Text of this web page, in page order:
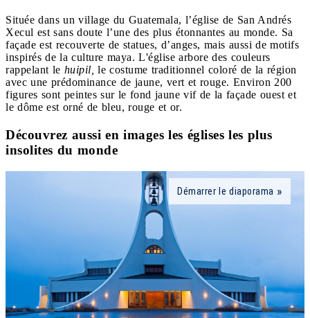
Située dans un village du Guatemala, l’église de San Andrés
Xecul est sans doute l’une des plus étonnantes au monde. Sa
façade est recouverte de statues, d’anges, mais aussi de motifs
inspirés de la culture maya. L'église arbore des couleurs
rappelant le huipil, le costume traditionnel coloré de la région
avec une prédominance de jaune, vert et rouge. Environ 200
figures sont peintes sur le fond jaune vif de la façade ouest et
le dôme est orné de bleu, rouge et or.
Découvrez aussi en images les églises les plus
insolites du monde
Démarrer le diaporama